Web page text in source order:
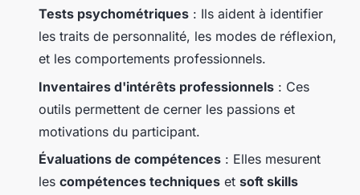
Tests psychométriques : Ils aident à identifier
les traits de personnalité, les modes de réflexion,
et les comportements professionnels.
Inventaires d'intérêts professionnels : Ces
outils permettent de cerner les passions et
motivations du participant.
Évaluations de compétences : Elles mesurent
les compétences techniques et soft skills